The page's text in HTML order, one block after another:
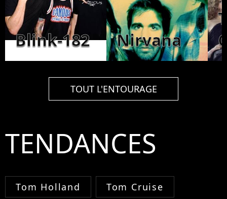
Blink-182 Nirvana
TOUT L'ENTOURAGE
TENDANCES
Tom Holland Tom Cruise